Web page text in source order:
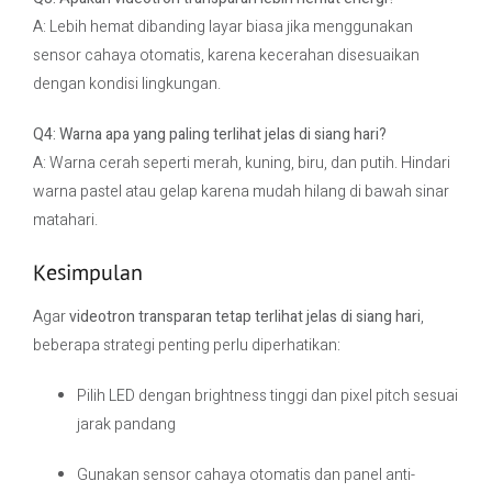
A: Lebih hemat dibanding layar biasa jika menggunakan
sensor cahaya otomatis, karena kecerahan disesuaikan
dengan kondisi lingkungan.
Q4: Warna apa yang paling terlihat jelas di siang hari?
A: Warna cerah seperti merah, kuning, biru, dan putih. Hindari
warna pastel atau gelap karena mudah hilang di bawah sinar
matahari.
Kesimpulan
Agarvideotron transparan tetap terlihat jelas di siang hari,
beberapa strategi penting perlu diperhatikan:
Pilih LED dengan brightness tinggi dan pixel pitch sesuai
jarak pandang
Gunakan sensor cahaya otomatis dan panel anti-